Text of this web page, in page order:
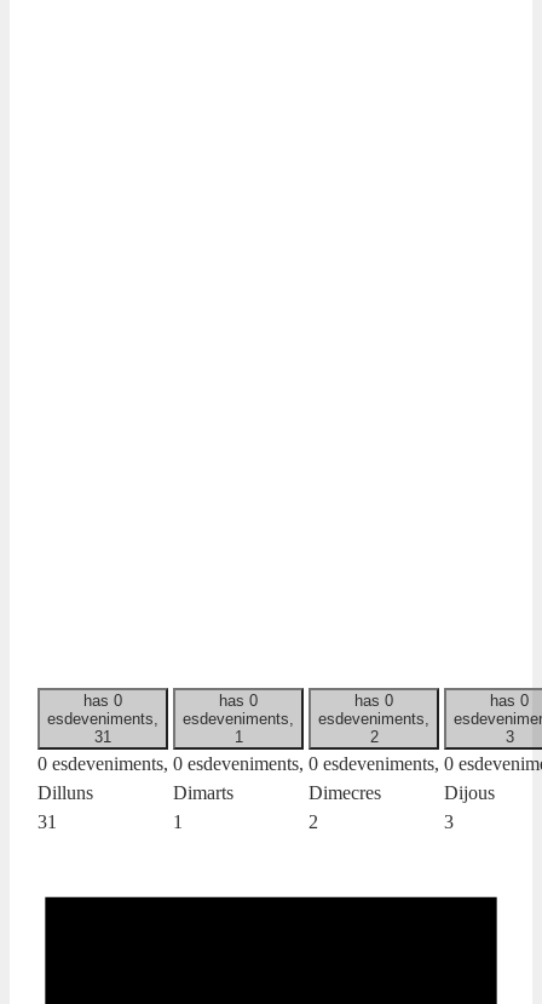
has 0
esdeveniments,
31
0 esdeveniments,
Dilluns
31
has 0
esdeveniments,
1
0 esdeveniments,
Dimarts
1
has 0
esdeveniments,
2
0 esdeveniments,
Dimecres
2
has 0
3
0
Dijous
3